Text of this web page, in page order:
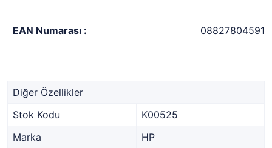
EAN Numarası :
Diğer Özellikler
Stok Kodu
K00525
Marka
HP